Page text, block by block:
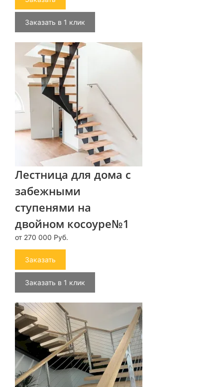
Заказать в 1 клик
Лестница для дома с
забежными
ступенями на
двойном косоуре№1
от 270 000 Руб.
Заказать
Заказать в 1 клик